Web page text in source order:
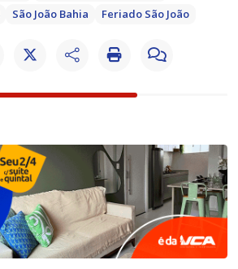
São João Bahia Feriado São João